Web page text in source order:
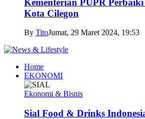
Kota Cilegon
By TitoJumat, 29 Maret 2024, 19:53
Home
EKONOMI
Ekonomi & Bisnis
Sial Food & Drinks